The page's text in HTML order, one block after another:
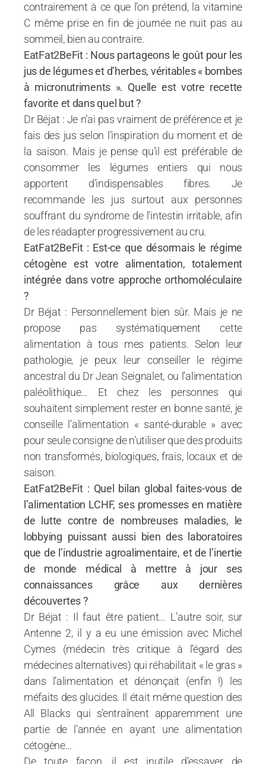
contrairement à ce que l’on prétend, la vitamine
C même prise en fin de journée ne nuit pas au
sommeil, bien au contraire.
EatFat2BeFit : Nous partageons le goût pour les
jus de légumes et d’herbes, véritables « bombes
à micronutriments ». Quelle est votre recette
favorite et dans quel but ?
Dr Béjat : Je n’ai pas vraiment de préférence et je
fais des jus selon l’inspiration du moment et de
la saison. Mais je pense qu’il est préférable de
consommer les légumes entiers qui nous
apportent d’indispensables fibres. Je
recommande les jus surtout aux personnes
souffrant du syndrome de l’intestin irritable, afin
de les réadapter progressivement au cru.
EatFat2BeFit : Est-ce que désormais le régime
cétogène est votre alimentation, totalement
intégrée dans votre approche orthomoléculaire
?
Dr Béjat : Personnellement bien sûr. Mais je ne
propose pas systématiquement cette
alimentation à tous mes patients. Selon leur
pathologie, je peux leur conseiller le régime
ancestral du Dr Jean Seignalet, ou l’alimentation
paléolithique… Et chez les personnes qui
souhaitent simplement rester en bonne santé, je
conseille l’alimentation « santé-durable » avec
pour seule consigne de n’utiliser que des produits
non transformés, biologiques, frais, locaux et de
saison.
EatFat2BeFit : Quel bilan global faites-vous de
l’alimentation LCHF, ses promesses en matière
de lutte contre de nombreuses maladies, le
lobbying puissant aussi bien des laboratoires
que de l’industrie agroalimentaire, et de l’inertie
de monde médical à mettre à jour ses
connaissances grâce aux dernières
découvertes ?
Dr Béjat : Il faut être patient… L’autre soir, sur
Antenne 2, il y a eu une émission avec Michel
Cymes (médecin très critique à l’égard des
médecines alternatives) qui réhabilitait « le gras »
dans l’alimentation et dénonçait (enfin !) les
méfaits des glucides. Il était même question des
All Blacks qui s’entraînent apparemment une
partie de l’année en ayant une alimentation
cétogène…
De toute façon, il est inutile d’essayer de